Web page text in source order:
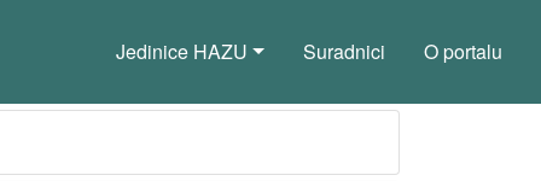
Jedinice HAZU Suradnici O portalu